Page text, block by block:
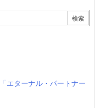
エターナル・パートナー